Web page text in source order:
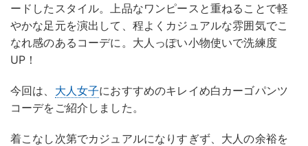
ードしたスタイル。上品なワンピースと重ねることで軽
やかな足元を演出して、程よくカジュアルな雰囲気でこ
なれ感のあるコーデに。大人っぽい小物使いで洗練度
UP！
今回は、 大人女子におすすめのキレイめ白カーゴパンツ
コーデをご紹介しました。
着こなし次第でカジュアルになりすぎず、大人の余裕を